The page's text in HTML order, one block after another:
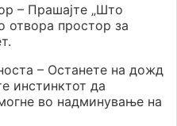
– Прашајте „Што
отвора простор за
– Останете на дожд
инстинктот да
во надминување на